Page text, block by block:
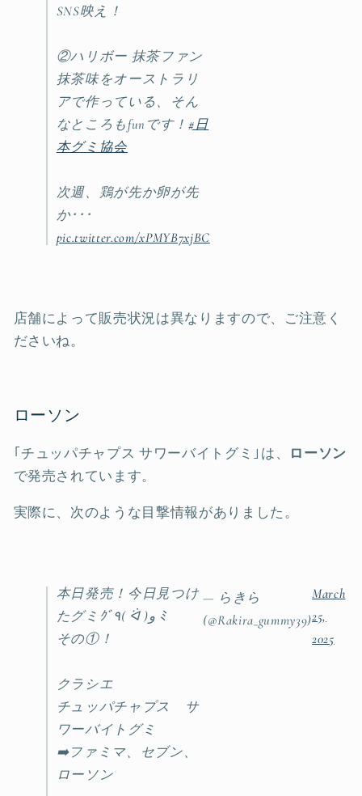
SNS映え！
②ハリボー 抹茶ファン
抹茶味をオーストラリ
アで作っている、そん
なところもfunです！ #日
本グミ協会
次週、鶏が先か卵が先
か･･･
pic.twitter.com/xPMYB7xjBC
店舗によって販売状況は異なりますので、ご注意く
ださいね。
ローソン
｢チュッパチャプス サワーバイトグミ｣は、
ローソン
で発売されています。
実際に、次のような目撃情報がありました。
本日発売！今日見つけ
たグミｸﾞ٩( ᐛ )و ﾐ
その①！
クラシエ
チュッパチャプス サ
ワーバイトグミ
➡️ファミマ、セブン、
ローソン
— らきら
(@Rakira_gummy39)
March
25,
2025